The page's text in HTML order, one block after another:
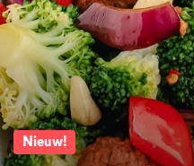
Nieuw!